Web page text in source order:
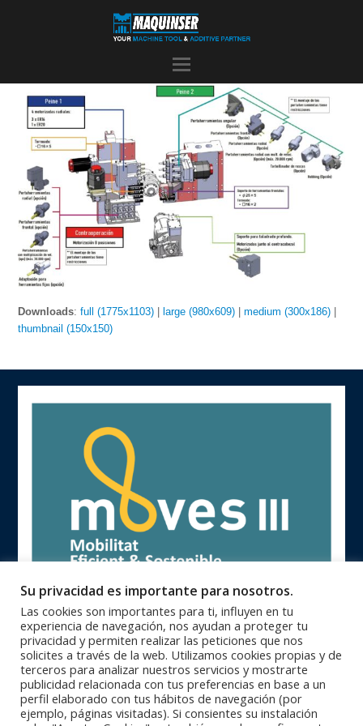
Downloads:full (1775x1103) |large (980x609) |medium (300x186) |
thumbnail (150x150)
Oficinas Centrales 93 846 62 28 |Zona Catalunya 93 840 71 25 |
Zona Centro 91 364 10 08 |Zona Norte 94 623 28 46 |
Zona Sur 95 564 26 92 |PORTUGAL +351 229 42 65 33
Su privacidad es importante para nosotros.
Las cookies son importantes para ti, influyen en tu
experiencia de navegación, nos ayudan a proteger tu
privacidad y permiten realizar las peticiones que nos
solicites a través de la web. Utilizamos cookies propias y de
terceros para analizar nuestros servicios y mostrarte
publicidad relacionada con tus preferencias en base a un
perfil elaborado con tus hábitos de navegación (por
ejemplo, páginas visitadas). Si consientes su instalación